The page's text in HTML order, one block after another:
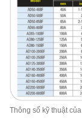
Thông số kỹ thuật